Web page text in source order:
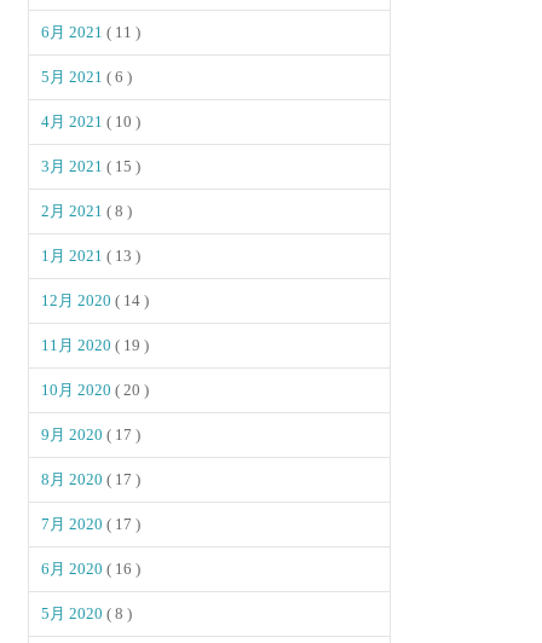
6月 2021( 11 )
5月 2021( 6 )
4月 2021( 10 )
3月 2021( 15 )
2月 2021( 8 )
1月 2021( 13 )
12月 2020( 14 )
11月 2020( 19 )
10月 2020( 20 )
9月 2020( 17 )
8月 2020( 17 )
7月 2020( 17 )
6月 2020( 16 )
5月 2020( 8 )